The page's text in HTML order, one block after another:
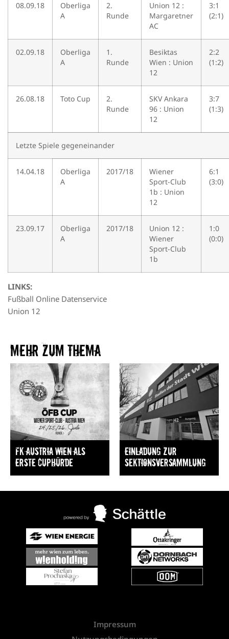
08.09.18
Oberliga
A
2.
Runde
Union 12 :
Margaretner
AC
3:1
(2:1)
02.09.18
Oberliga
A
1.
Runde
Besiktas
Wien : Union
12
2:2
(1:2)
26.08.18 Toto Cup
2.
Runde
SKV Ankara
96 : Union
12
3:7
(1:3)
Letzte Spiele gegeneinander
14.04.18
Oberliga
A
2017/18
Wiener
Sport-Club
1b : Union
12
6:1
(3:0)
23.09.17
Oberliga
A
2017/18
Union 12 :
Wiener
Sport-Club
1b
1:0
(0:0)
LINKS:
Fußball Online Datenservice
Union 12
Mehr zum Thema​
FK Austria Wien als
erste Cuphürde
Einladung zur
Sektionsversammlung
Impressum